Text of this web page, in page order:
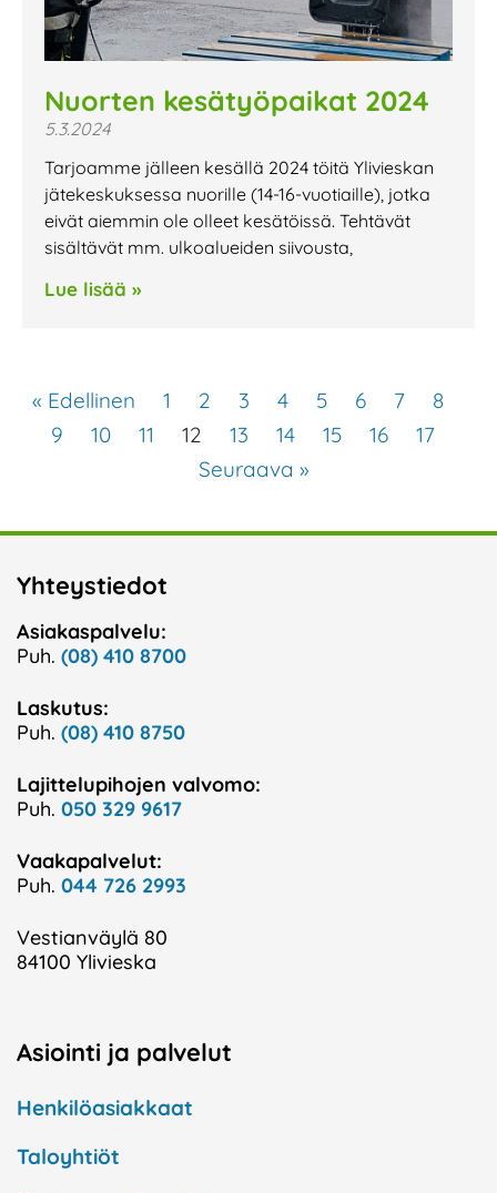
Nuorten kesätyöpaikat 2024
5.3.2024
Tarjoamme jälleen kesällä 2024 töitä Ylivieskan
jätekeskuksessa nuorille (14-16-vuotiaille), jotka
eivät aiemmin ole olleet kesätöissä. Tehtävät
sisältävät mm. ulkoalueiden siivousta,
Lue lisää »
« Edellinen 1 2 3 4 5 6 7
8
9
10 11 12 13 14 15 16
17
Seuraava »
Yhteystiedot
Asiakaspalvelu:
Puh. (08) 410 8700
Laskutus:
Puh. (08) 410 8750
Lajittelupihojen valvomo:
Puh. 050 329 9617
Vaakapalvelut:
Puh. 044 726 2993
Vestianväylä 80
84100 Ylivieska
Asiointi ja palvelut
Henkilöasiakkaat
Taloyhtiöt